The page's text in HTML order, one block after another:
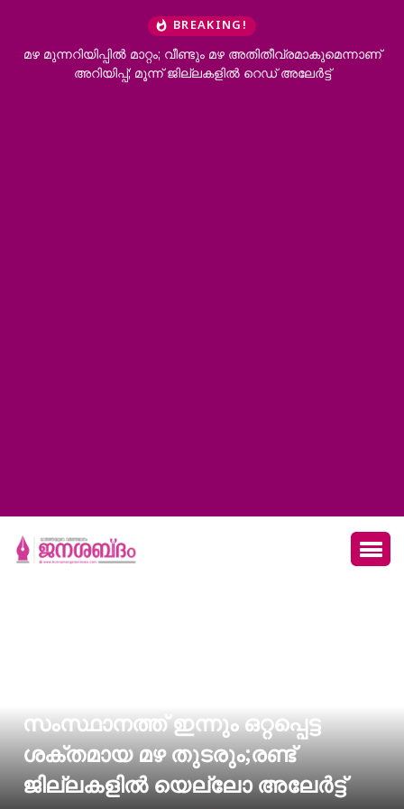
BREAKING!
മഴ മുന്നറിയിപ്പില്‍ മാറ്റം; വീണ്ടും മഴ അതിതീവ്രമാകുമെന്നാണ്
അറിയിപ്പ്; മൂന്ന് ജില്ലകളില്‍ റെഡ് അലേര്‍ട്ട്
സംസ്ഥാനത്ത് ഇന്നും ഒറ്റപ്പെട്ട
ശക്തമായ മഴ തുടരും;രണ്ട്
ജില്ലകളിൽ യെല്ലോ അലേർട്ട്